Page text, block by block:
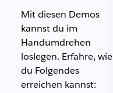
Mit diesen Demos
kannst du im
Handumdrehen
loslegen. Erfahre, wie
du Folgendes
erreichen kannst: